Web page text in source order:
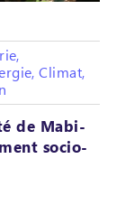
Climat,
de Mabi-
socio-